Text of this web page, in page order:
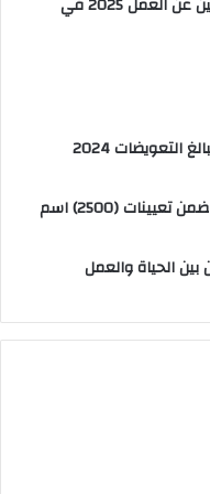
2024
(2500) اسم
بين الحياة والعمل